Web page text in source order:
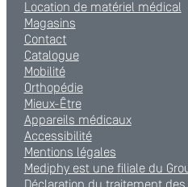
Location de matériel médical
Magasins
Contact
Catalogue
Mobilité
Orthopédie
Mieux-Être
Appareils médicaux
Accessibilité
Mentions légales
Mediphy est une filiale du